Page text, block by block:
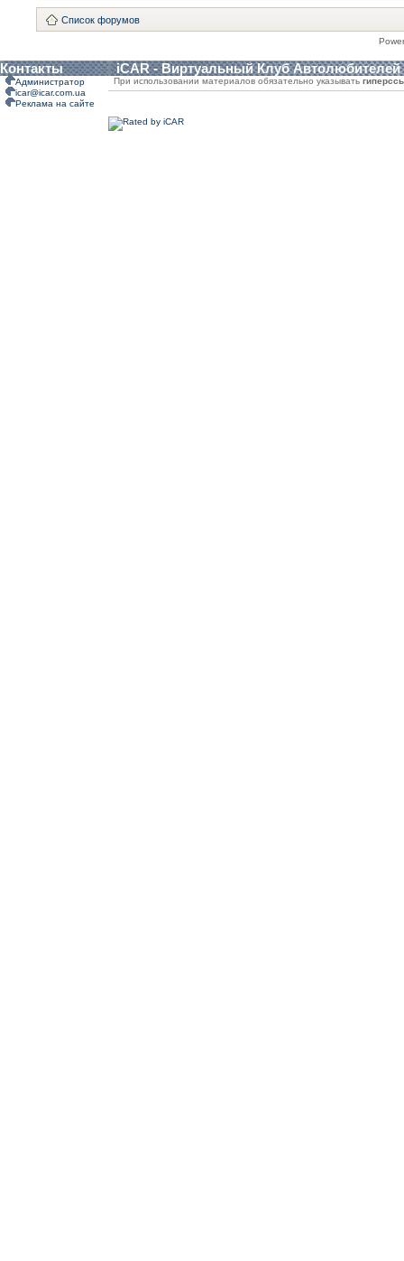
Список форумов
Контакты iCAR - Виртуальный Клуб Автолюбителей
Администратор
icar@icar.com.ua
Реклама на сайте
При использовании материалов обязательно указывать